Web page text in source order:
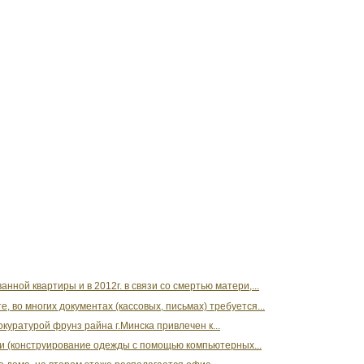
квартиры и в 2012г. в связи со смертью матери,...
многих документах (кассовых, письмах) требуется...
фрунз райна г.Минска привлечен к...
(конструирование одежды с помощью компьютерных...